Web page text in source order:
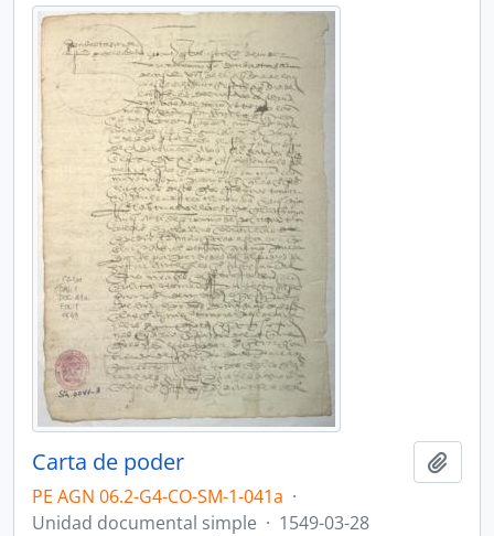
Carta de poder
PE AGN 06.2-G4-CO-SM-1-041a ·
Unidad documental simple · 1549-03-28